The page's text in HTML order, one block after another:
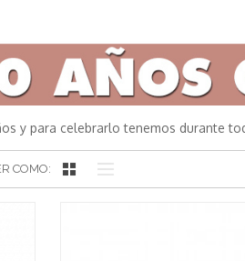
y para celebrarlo tenemos durante
COMO